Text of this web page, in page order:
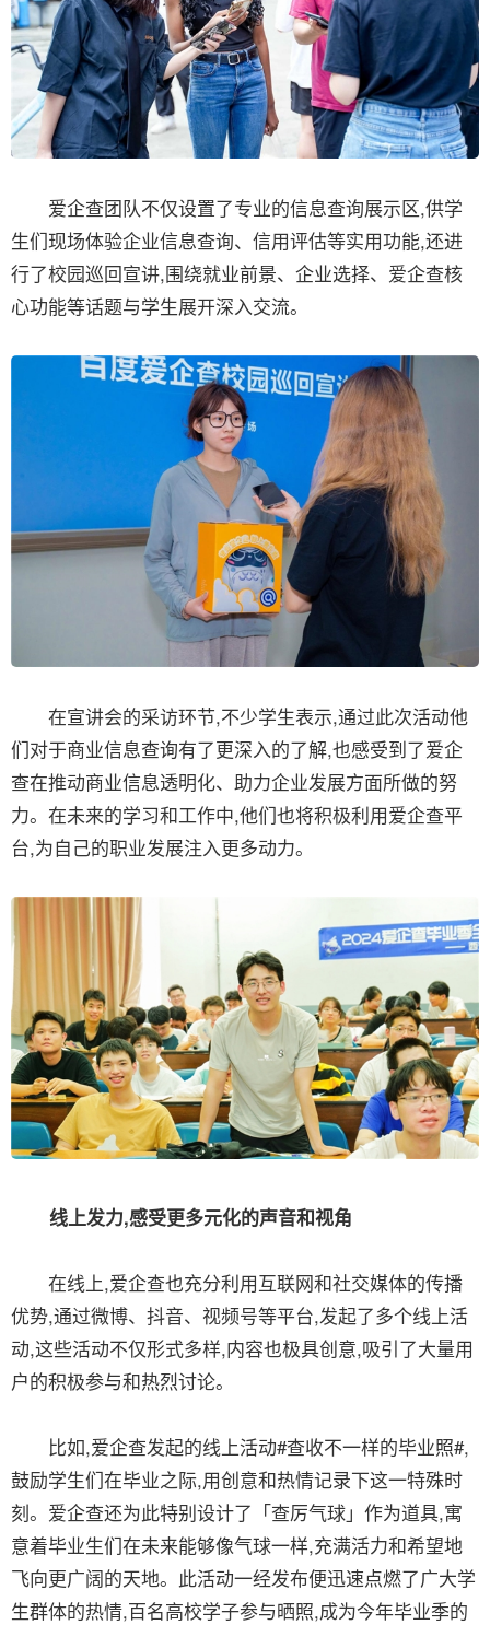
爱企查团队不仅设置了专业的信息查询展示区,供学
生们现场体验企业信息查询、信用评估等实用功能,还进
行了校园巡回宣讲,围绕就业前景、企业选择、爱企查核
心功能等话题与学生展开深入交流。
在宣讲会的采访环节,不少学生表示,通过此次活动他
们对于商业信息查询有了更深入的了解,也感受到了爱企
查在推动商业信息透明化、助力企业发展方面所做的努
力。在未来的学习和工作中,他们也将积极利用爱企查平
台,为自己的职业发展注入更多动力。
线上发力,感受更多元化的声音和视角
在线上,爱企查也充分利用互联网和社交媒体的传播
优势,通过微博、抖音、视频号等平台,发起了多个线上活
动,这些活动不仅形式多样,内容也极具创意,吸引了大量用
户的积极参与和热烈讨论。
比如,爱企查发起的线上活动#查收不一样的毕业照#,
鼓励学生们在毕业之际,用创意和热情记录下这一特殊时
刻。爱企查还为此特别设计了「查厉气球」作为道具,寓
意着毕业生们在未来能够像气球一样,充满活力和希望地
飞向更广阔的天地。此活动一经发布便迅速点燃了广大学
生群体的热情,百名高校学子参与晒照,成为今年毕业季的